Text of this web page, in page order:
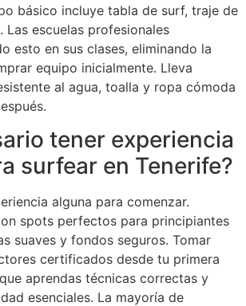
básico incluye tabla de surf, traje de
Las escuelas profesionales
esto en sus clases, eliminando la
equipo inicialmente. Lleva
al agua, toalla y ropa cómoda
tener experiencia
surfear en Tenerife?
alguna para comenzar.
spots perfectos para principiantes
suaves y fondos seguros. Tomar
certificados desde tu primera
aprendas técnicas correctas y
esenciales. La mayoría de